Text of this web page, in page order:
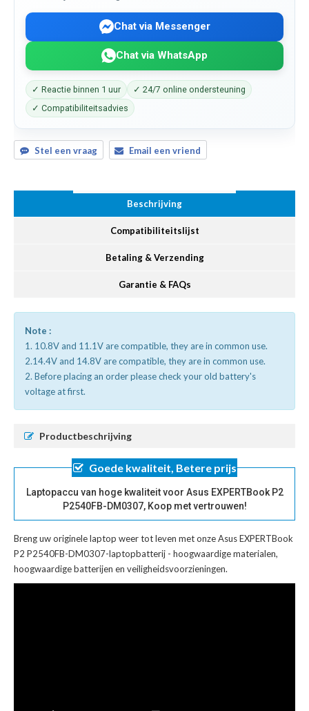
Chat via Messenger
Chat via WhatsApp
✓ Reactie binnen 1 uur
✓ 24/7 online ondersteuning
✓ Compatibiliteitsadvies
Stel een vraag Email een vriend
Beschrijving
Compatibiliteitslijst
Betaling & Verzending
Garantie & FAQs
Note :
1. 10.8V and 11.1V are compatible, they are in common use.
2.14.4V and 14.8V are compatible, they are in common use.
2. Before placing an order please check your old battery's
voltage at first.
Productbeschrijving
Goede kwaliteit, Betere prijs
Laptopaccu van hoge kwaliteit voor Asus EXPERTBook P2
P2540FB-DM0307, Koop met vertrouwen!
Breng uw originele laptop weer tot leven met onzeAsus EXPERTBook
P2 P2540FB-DM0307-laptopbatterij - hoogwaardige materialen,
hoogwaardige batterijen en veiligheidsvoorzieningen.